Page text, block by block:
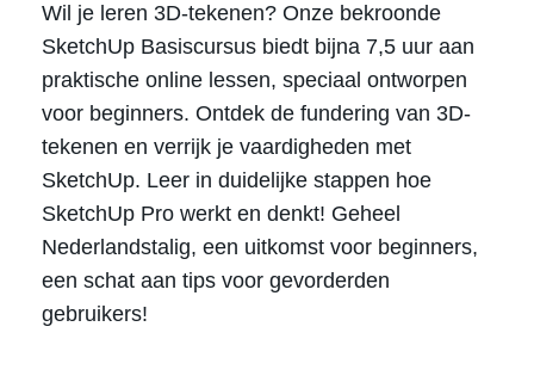
Wil je leren 3D-tekenen? Onze bekroonde
SketchUp Basiscursus biedt bijna 7,5 uur aan
praktische online lessen, speciaal ontworpen
voor beginners. Ontdek de fundering van 3D-
tekenen en verrijk je vaardigheden met
SketchUp. Leer in duidelijke stappen hoe
SketchUp Pro werkt en denkt! Geheel
Nederlandstalig, een uitkomst voor beginners,
een schat aan tips voor gevorderden
gebruikers!